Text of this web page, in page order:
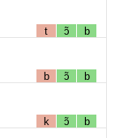
t ɔ̃ b
b ɔ̃ b
k ɔ̃ b